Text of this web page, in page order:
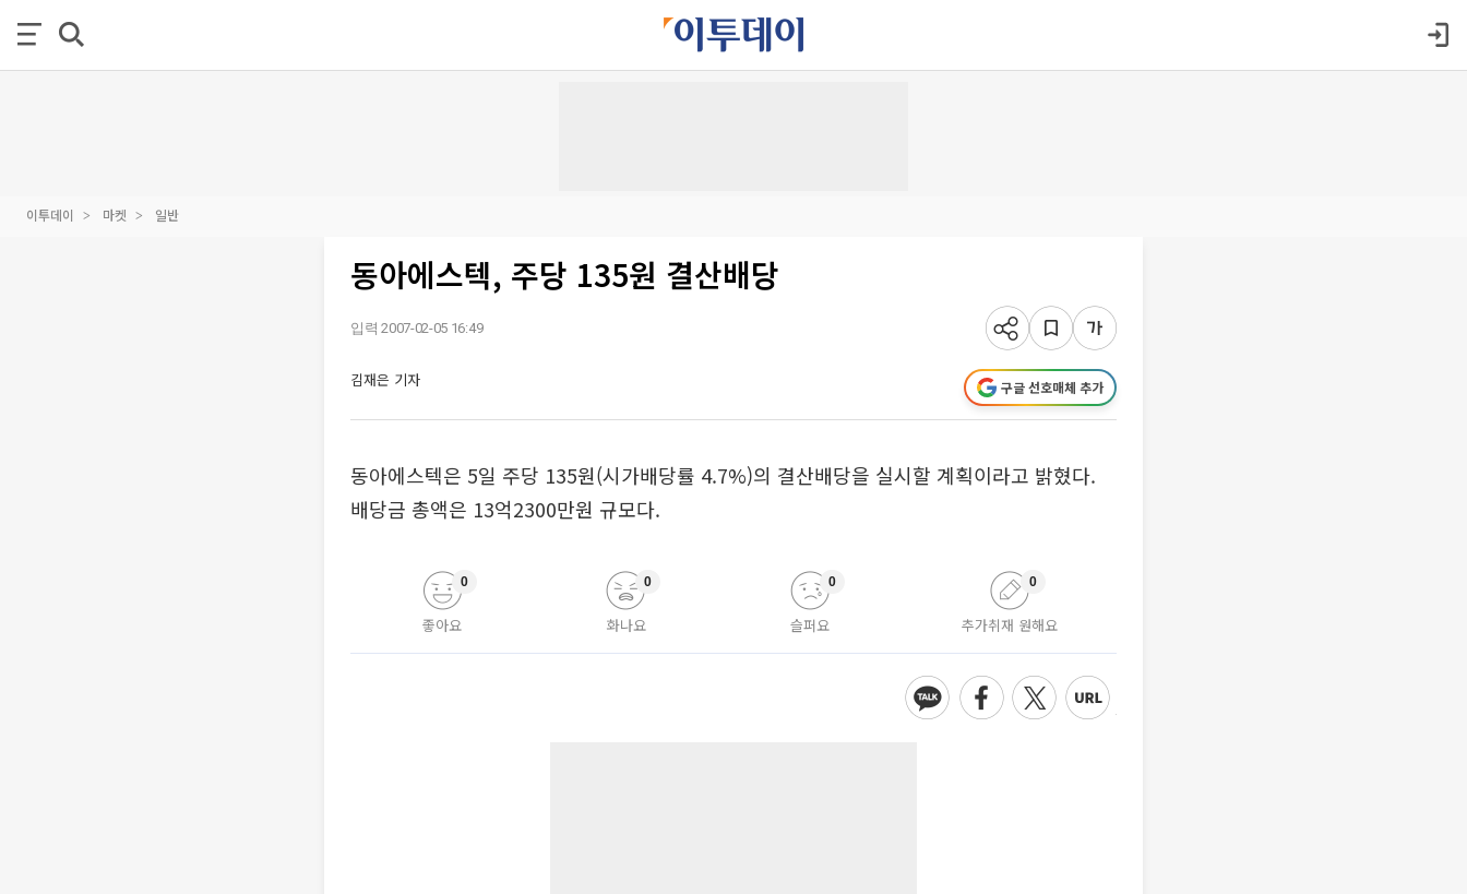
이투데이 마켓 일반
동아에스텍, 주당 135원 결산배당
입력 2007-02-05 16:49
김재은 기자 구글 선호매체 추가
동아에스텍은 5일 주당 135원(시가배당률 4.7%)의 결산배당을 실시할 계획이라고 밝혔다.
배당금 총액은 13억2300만원 규모다.
좋아요
0
화나요
0
슬퍼요
0
추가취재 원해요
0